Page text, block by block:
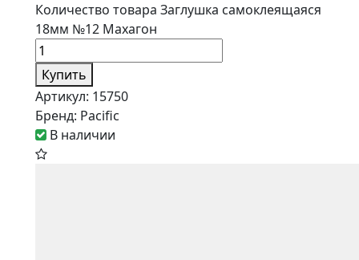
Количество товара Заглушка самоклеящаяся
18мм №12 Махагон
Купить
Артикул: 15750
Бренд: Pacific
В наличии